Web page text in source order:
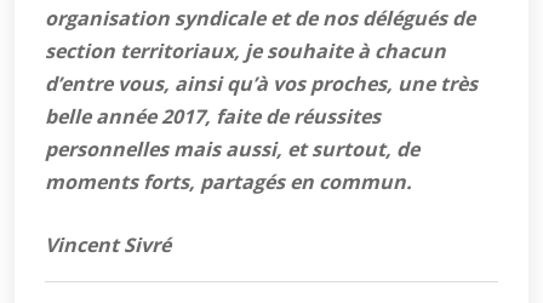
organisation syndicale et de nos délégués de
section territoriaux, je souhaite à chacun
d’entre vous, ainsi qu’à vos proches, une très
belle année 2017, faite de réussites
personnelles mais aussi, et surtout, de
moments forts, partagés en commun.
Vincent Sivré